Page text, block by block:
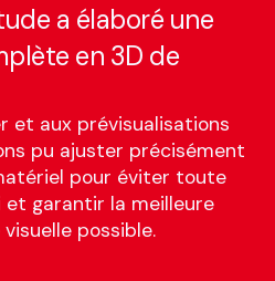
a élaboré une
en 3D de
et aux prévisualisations
pu ajuster précisément
pour éviter toute
garantir la meilleure
possible.